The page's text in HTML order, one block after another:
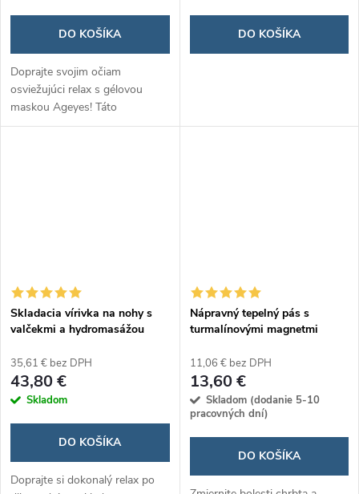
DO KOŠÍKA
Doprajte svojim očiam
osviežujúci relax s gélovou
maskou Ageyes! Táto
inovatívna maska pomáha
DO KOŠÍKA
Skladacia vírivka na nohy s
valčekmi a hydromasážou
35,61 € bez DPH
43,80 €
Skladom
DO KOŠÍKA
Doprajte si dokonalý relax po
Nápravný tepelný pás s
turmalínovými magnetmi
11,06 € bez DPH
13,60 €
Skladom (dodanie 5-10
pracovných dní)
DO KOŠÍKA